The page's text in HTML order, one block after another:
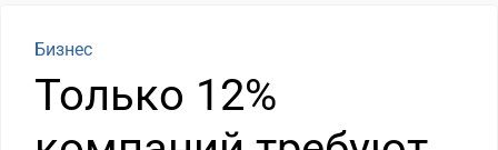
Бизнес
Только 12%